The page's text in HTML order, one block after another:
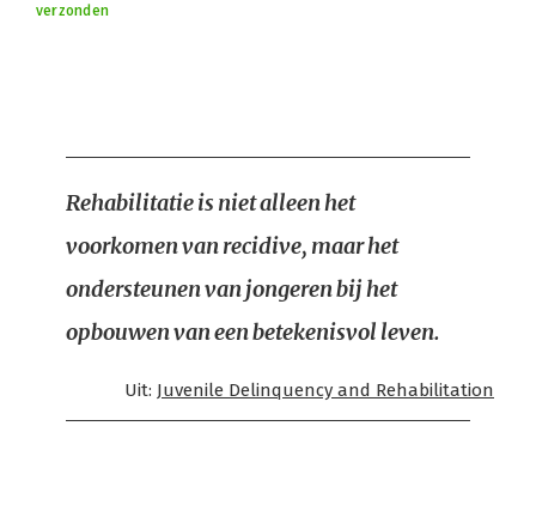
verzonden
Rehabilitatie is niet alleen het
voorkomen van recidive, maar het
ondersteunen van jongeren bij het
opbouwen van een betekenisvol leven.
Uit: Juvenile Delinquency and Rehabilitation